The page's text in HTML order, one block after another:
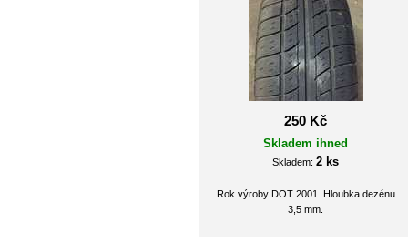
250 Kč
Skladem ihned
Skladem: 2 ks
Rok výroby DOT 2001. Hloubka dezénu
3,5 mm.